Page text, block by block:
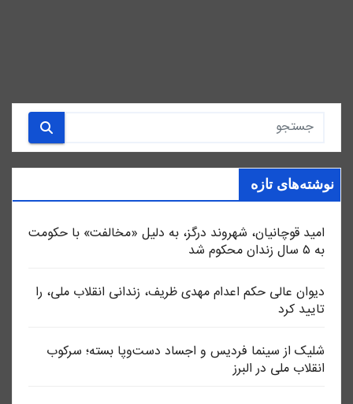
نوشته‌های تازه
امید قوچانیان، شهروند درگز، به دلیل «مخالفت» با حکومت
به ۵ سال زندان محکوم شد
دیوان عالی حکم اعدام مهدی ظریف، زندانی انقلاب ملی، را
تایید کرد
شلیک از سینما فردیس و اجساد دست‌وپا بسته؛ سرکوب
انقلاب ملی در البرز